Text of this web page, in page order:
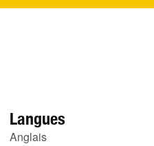
Langues
Anglais